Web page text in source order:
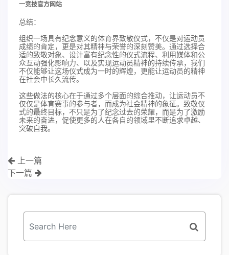
一竞技官方网站
总结：
组织一场具有纪念意义的体育界致敬仪式，不仅是对运动员
成绩的肯定，更是对其精神与荣誉的深刻赞美。通过选择合
适的致敬对象、设计富有纪念性的仪式流程、利用媒体和公
众互动强化影响力、以及实现运动员精神的持续传承，我们
不仅能够让这场仪式成为一时的辉煌，更能让运动员的精神
在社会中长久流传。
这些做法的核心在于通过多个层面的综合推动，让运动员不
仅仅是体育赛事的参与者，而成为社会精神的象征。致敬仪
式的最终目标，不只是为了纪念过去的荣耀，而是为了激励
未来的奋进，促使更多的人在各自的领域里不断追求卓越、
突破自我。
上一篇
下一篇